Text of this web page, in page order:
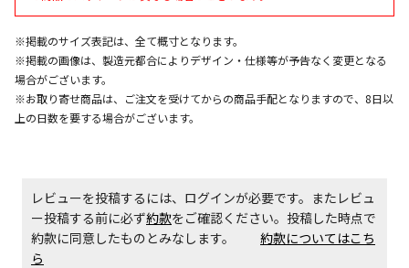
お見積商品です。金額・施工日はお打ち合わせの上、
決定となります。
エアコンの取付工事が必要な商品です。別途費用が発
生する場合がございます。
※掲載のサイズ表記は、全て概寸となります。
※掲載の画像は、製造元都合によりデザイン・仕様等が予告なく変更となる
場合がございます。
※お取り寄せ商品は、ご注文を受けてからの商品手配となりますので、8日以
上の日数を要する場合がございます。
レビューを投稿するには、ログインが必要です。またレビュ
ー投稿する前に必ず約款をご確認ください。投稿した時点で
約款に同意したものとみなします。 約款についてはこち
ら